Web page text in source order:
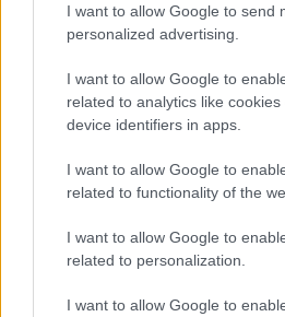
I want to allow Google to send
personalized advertising.
I want to allow Google to
related to analytics like
device identifiers in apps.
I want to allow Google to
related to functionality of the
I want to allow Google to
related to personalization.
I want to allow Google to
OkoskaTo:rp
16 éve
Hurrá, hogy van újra
Hamster
16 éve
@OkoskaTo:rp: Jaja, régen
utoljára felkerült új kocka :D